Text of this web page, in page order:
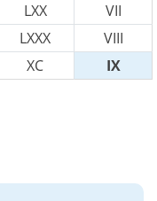
LXX
VII
LXXX
VIII
XC IX